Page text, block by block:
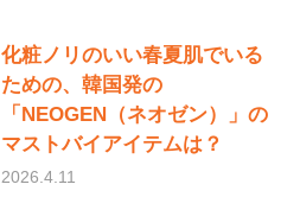
化粧ノリのいい春夏肌でいる
ための、韓国発の
「NEOGEN（ネオゼン）」の
マストバイアイテムは？
2026.4.11